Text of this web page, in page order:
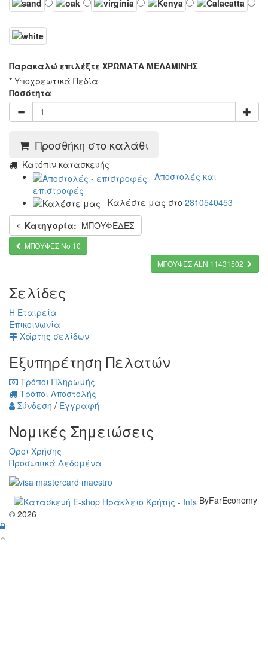
Παρακαλώ επιλέξτε ΧΡΩΜΑΤΑ ΜΕΛΑΜΙΝΗΣ
* Υποχρεωτικά Πεδία
Ποσότητα
Προσθήκη στο καλάθι
Κατόπιν κατασκευής
Αποστολές και
επιστροφές
Καλέστε μας στο 2810540453
Κατηγορία: ΜΠΟΥΦΕΔΕΣ
ΜΠΟΥΦΕΣ Νο 10
ΜΠΟΥΦΕΣ ALN 11431502
Σελίδες
Η Εταιρεία
Επικοινωνία
Χάρτης σελίδων
Εξυπηρέτηση Πελατών
Τρόποι Πληρωμής
Τρόποι Αποστολής
Σύνδεση / Εγγραφή
Νομικές Σημειώσεις
Όροι Χρήσης
Προσωπικά Δεδομένα
ByFarEconomy
© 2026